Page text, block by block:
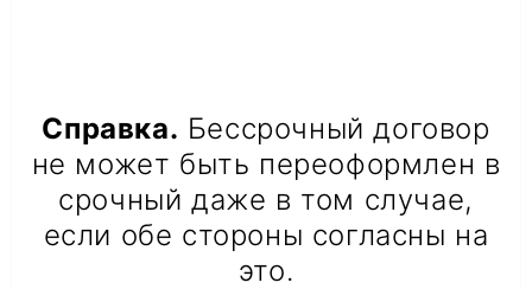
Справка. Бессрочный договор
не может быть переоформлен в
срочный даже в том случае,
если обе стороны согласны на
это.